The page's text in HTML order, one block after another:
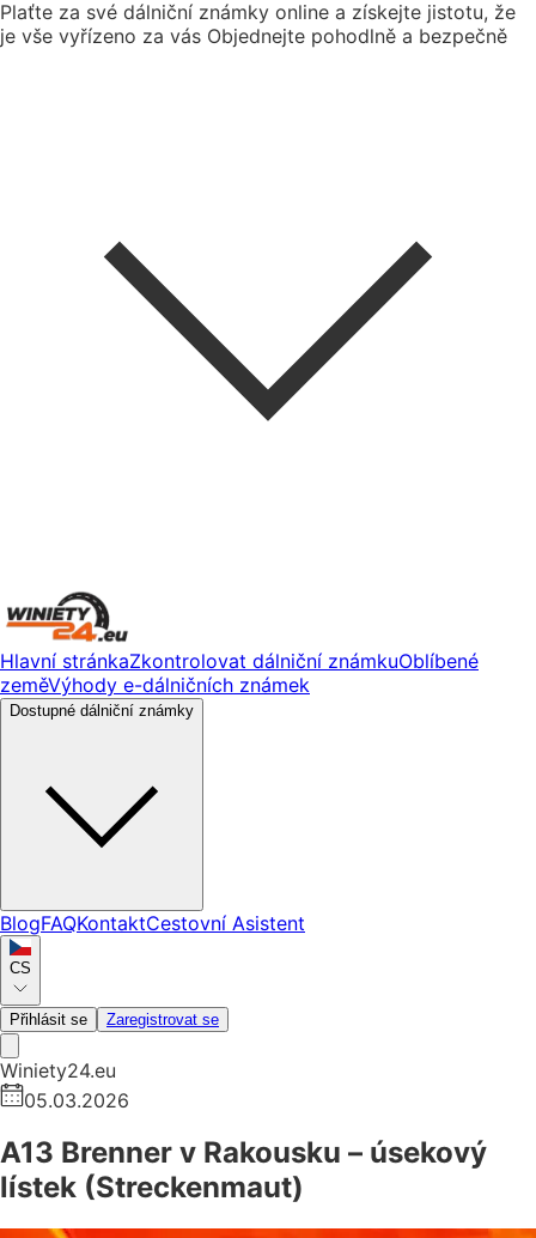
Plaťte za své dálniční známky online a získejte jistotu, že
je vše vyřízeno za vás Objednejte pohodlně a bezpečně
Hlavní stránkaZkontrolovat dálniční známkuOblíbené
zeměVýhody e-dálničních známek
Dostupné dálniční známky
BlogFAQKontaktCestovní Asistent
CS
Přihlásit se Zaregistrovat se
Winiety24.eu
05.03.2026
A13 Brenner v Rakousku – úsekový
lístek (Streckenmaut)